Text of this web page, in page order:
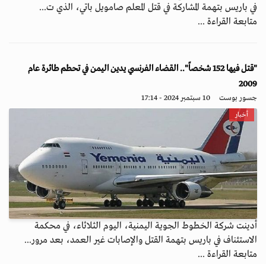
في باريس بتهمة المشاركة في قتل المعلم صامويل باتي، الذي ت...
متابعة القراءة ...
"قتل فيها 152 شخصاً".. القضاء الفرنسي يدين اليمن في تحطم طائرة عام
2009
جسور بوست 10 سبتمبر 2024 - 17:14
أخبار
أدينت شركة الخطوط الجوية اليمنية، اليوم الثلاثاء، في محكمة
الاستئناف في باريس بتهمة القتل والإصابات غير العمد، بعد مرور...
متابعة القراءة ...